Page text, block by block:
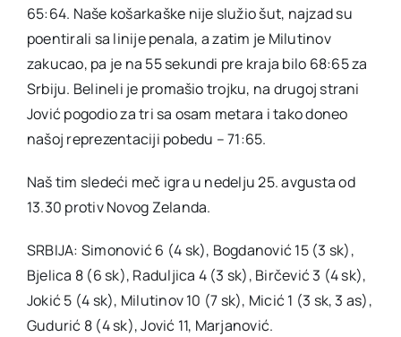
65:64. Naše košarkaške nije služio šut, najzad su
poentirali sa linije penala, a zatim je Milutinov
zakucao, pa je na 55 sekundi pre kraja bilo 68:65 za
Srbiju. Belineli je promašio trojku, na drugoj strani
Jović pogodio za tri sa osam metara i tako doneo
našoj reprezentaciji pobedu – 71:65.
Naš tim sledeći meč igra u nedelju 25. avgusta od
13.30 protiv Novog Zelanda.
SRBIJA: Simonović 6 (4 sk), Bogdanović 15 (3 sk),
Bjelica 8 (6 sk), Raduljica 4 (3 sk), Birčević 3 (4 sk),
Jokić 5 (4 sk), Milutinov 10 (7 sk), Micić 1 (3 sk, 3 as),
Gudurić 8 (4 sk), Jović 11, Marjanović.